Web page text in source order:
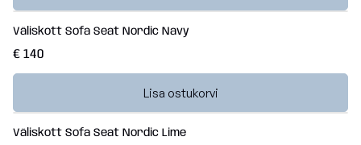
Väliskott Sofa Seat Nordic Navy
€ 140
Lisa ostukorvi
Väliskott Sofa Seat Nordic Lime